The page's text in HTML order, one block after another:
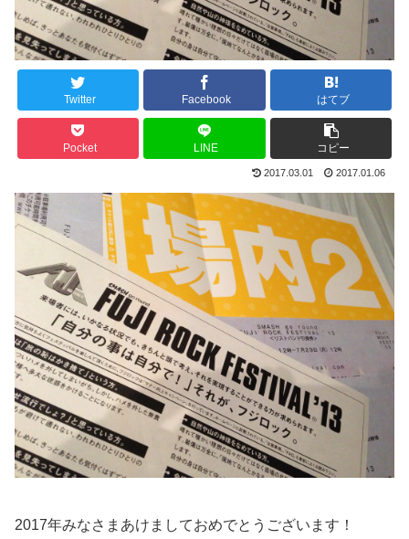
Twitter Facebook はてブ
Pocket LINE コピー
2017.03.01 2017.01.06
2017年みなさまあけましておめでとうございます！